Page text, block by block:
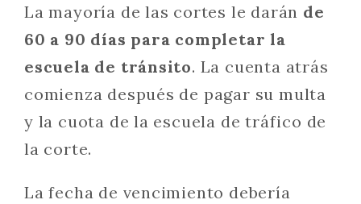
La mayoría de las cortes le darán de
60 a 90 días para completar la
escuela de tránsito. La cuenta atrás
comienza después de pagar su multa
y la cuota de la escuela de tráfico de
la corte.
La fecha de vencimiento debería